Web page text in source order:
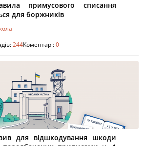
примусового списання
для боржників
244Коментарі:0
для відшкодування шкоди